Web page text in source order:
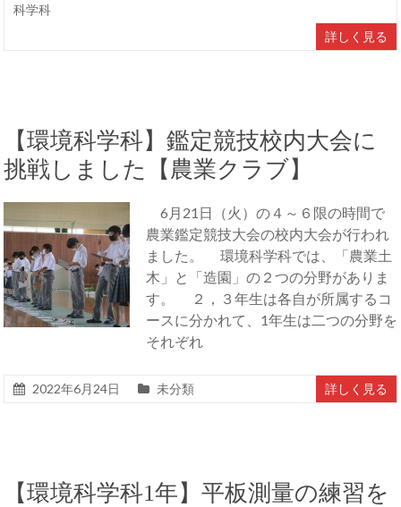
科学科
詳しく見る
【環境科学科】鑑定競技校内大会に
挑戦しました【農業クラブ】
6月21日（火）の４～６限の時間で
農業鑑定競技大会の校内大会が行われ
ました。 環境科学科では、「農業土
木」と「造園」の２つの分野がありま
す。 ２，３年生は各自が所属するコ
ースに分かれて、1年生は二つの分野を
それぞれ
2022年6月24日 未分類 詳しく見る
【環境科学科1年】平板測量の練習を